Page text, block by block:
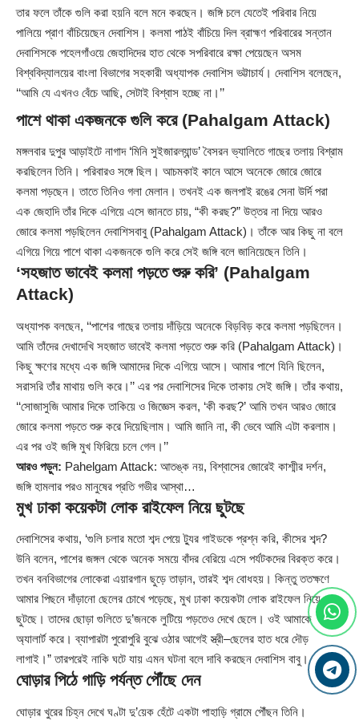
তার ফলে তাঁকে গুলি করা হয়নি বলে মনে করছেন। জঙ্গি চলে যেতেই পরিবার নিয়ে
পালিয়ে প্রাণ বাঁচিয়েছেন দেবাশিস। কলমা পাঠই বাঁচিয়ে দিল ব্রাহ্মণ পরিবারের সন্তান
দেবাশিসকে পহেলগাঁওয়ে জেহাদিদের হাত থেকে সপরিবারে রক্ষা পেয়েছেন অসম
বিশ্ববিদ্যালয়ের বাংলা বিভাগের সহকারী অধ্যাপক দেবাশিস ভট্টাচার্য। দেবাশিস বলেছেন,
‘‘আমি যে এখনও বেঁচে আছি, সেটাই বিশ্বাস হচ্ছে না।’’
পাশে থাকা একজনকে গুলি করে (Pahalgam Attack)
মঙ্গলবার দুপুর আড়াইটে নাগাদ ‘মিনি সুইজারল্যান্ড’ বৈসরন ভ্যালিতে গাছের তলায় বিশ্রাম
করছিলেন তিনি। পরিবারও সঙ্গে ছিল। আচমকাই কানে আসে অনেকে জোরে জোরে
কলমা পড়ছেন। তাতে তিনিও গলা মেলান। তখনই এক জলপাই রঙের সেনা উর্দি পরা
এক জেহাদি তাঁর দিকে এগিয়ে এসে জানতে চায়, “কী করছ?” উত্তর না দিয়ে আরও
জোরে কলমা পড়ছিলেন দেবাশিসবাবু (Pahalgam Attack)। তাঁকে আর কিছু না বলে
এগিয়ে গিয়ে পাশে থাকা একজনকে গুলি করে সেই জঙ্গি বলে জানিয়েছেন তিনি।
‘সহজাত ভাবেই কলমা পড়তে শুরু করি’ (Pahalgam
Attack)
অধ্যাপক বলছেন, ‘‘পাশের গাছের তলায় দাঁড়িয়ে অনেকে বিড়বিড় করে কলমা পড়ছিলেন।
আমি তাঁদের দেখাদেখি সহজাত ভাবেই কলমা পড়তে শুরু করি (Pahalgam Attack)।
কিছু ক্ষণের মধ্যে এক জঙ্গি আমাদের দিকে এগিয়ে আসে। আমার পাশে যিনি ছিলেন,
সরাসরি তাঁর মাথায় গুলি করে।’’ এর পর দেবাশিসের দিকে তাকায় সেই জঙ্গি। তাঁর কথায়,
‘‘সোজাসুজি আমার দিকে তাকিয়ে ও জিজ্ঞেস করল, ‘কী করছ?’ আমি তখন আরও জোরে
জোরে কলমা পড়তে শুরু করে দিয়েছিলাম। আমি জানি না, কী ভেবে আমি এটা করলাম।
এর পর ওই জঙ্গি মুখ ফিরিয়ে চলে গেল।’’
আরও পড়ুন: Pahelgam Attack: আতঙ্ক নয়, বিশ্বাসের জোরেই কাশ্মীর দর্শন,
জঙ্গি হামলার পরও মানুষের প্রতি গভীর আস্থা…
মুখ ঢাকা কয়েকটা লোক রাইফেল নিয়ে ছুটছে
দেবাশিসের কথায়, ‘গুলি চলার মতো শব্দ পেয়ে ট্যুর গাইডকে প্রশ্ন করি, কীসের শব্দ?
উনি বলেন, পাশের জঙ্গল থেকে অনেক সময়ে বাঁদর বেরিয়ে এসে পর্যটকদের বিরক্ত করে।
তখন বনবিভাগের লোকেরা এয়ারগান ছুড়ে তাড়ান, তারই শব্দ বোধহয়। কিন্তু ততক্ষণে
আমার পিছনে দাঁড়ানো ছেলের চোখে পড়েছে, মুখ ঢাকা কয়েকটা লোক রাইফেল নিয়ে
ছুটছে। তাদের ছোড়া গুলিতে দু’জনকে লুটিয়ে পড়তেও দেখে ছেলে। ওই আমাকে
অ্যালার্ট করে। ব্যাপারটা পুরোপুরি বুঝে ওঠার আগেই স্ত্রী–ছেলের হাত ধরে দৌড়
লাগাই।” তারপরেই নাকি ঘটে যায় এমন ঘটনা বলে দাবি করছেন দেবাশিস বাবু।
ঘোড়ার পিঠে গাড়ি পর্যন্ত পৌঁছে দেন
ঘোড়ার খুরের চিহ্ন দেখে ঘণ্টা দু’য়েক হেঁটে একটা পাহাড়ি গ্রামে পৌঁছন তিনি।